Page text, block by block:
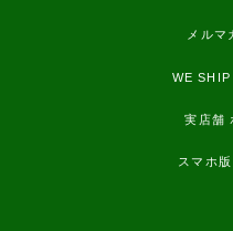
メルマ
WE
実店舗
スマホ